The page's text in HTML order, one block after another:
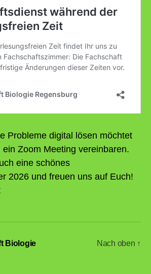
Probleme digital lösen möchtet
ein Zoom Meeting vereinbaren.
eine schönes
2026 und freuen uns auf Euch!
Biologie
Nach oben ↑